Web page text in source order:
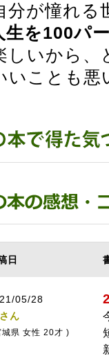
分が憧れ
生を100パ
しいから
いことも
日
05/28
ん
城県 女性 20才 )